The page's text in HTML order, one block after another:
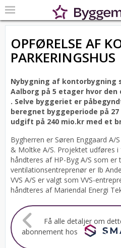
OPFØRELSE AF
PARKERINGSHUS
Nybygning af kontorbygning
Aalborg på 5 etager hvor
. Selve byggeriet er
beregnet byggeperiode på
udgift på 240 mio.kr med et
Bygherren er Søren Enggaard A/
& Moltke A/S. Projektet udføres
håndteres af HP-Byg A/S som
ventilationsentreprenør er Ib
VVS A/S er valgt som VVS-
håndteres af Mariendal Energi
Få alle detaljer om
abonnement hos